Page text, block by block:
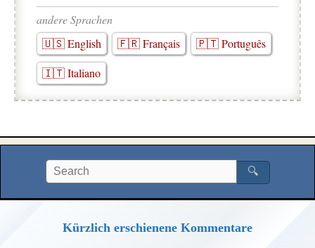
andere Sprachen
🇺🇸 English
🇫🇷 Français
🇵🇹 Português
🇮🇹 Italiano
🔍
Kürzlich erschienene Kommentare